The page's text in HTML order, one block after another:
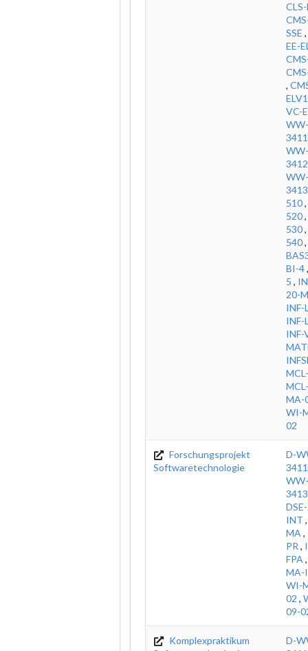
SSE ,
EE-
,
ELV1
VC-
3411
3412
3413
510,
520,
530,
540,
BI-4
5 ,
20-
INF-
INF-
INF-
MA-
WI-
02
Forschungsprojekt
Softwaretechnologie
D-
3411
3413
INT
MA ,
PR ,
FPA
MA-
WI-
02 ,
09-
Komplexpraktikum
D-